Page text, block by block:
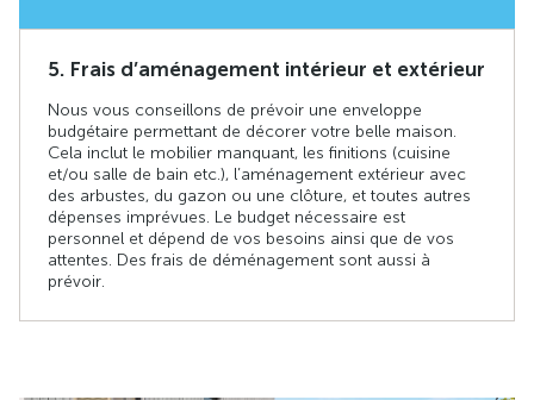
5. Frais d’aménagement intérieur et extérieur
Nous vous conseillons de prévoir une enveloppe
budgétaire permettant de décorer votre belle maison.
Cela inclut le mobilier manquant, les finitions (cuisine
et/ou salle de bain etc.), l’aménagement extérieur avec
des arbustes, du gazon ou une clôture, et toutes autres
dépenses imprévues. Le budget nécessaire est
personnel et dépend de vos besoins ainsi que de vos
attentes. Des frais de déménagement sont aussi à
prévoir.